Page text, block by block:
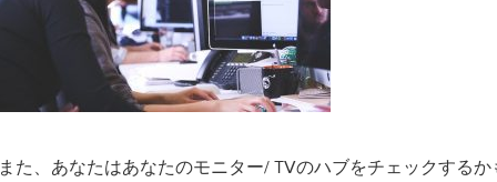
た、あなたはあなたのモニター/ TVのハブをチェックする